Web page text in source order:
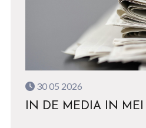
30 05 2026
IN DE MEDIA IN MEI